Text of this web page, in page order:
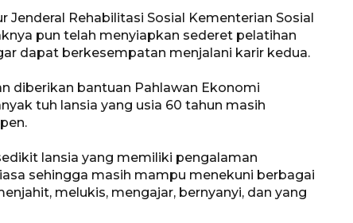
Rehabilitasi Sosial Kementerian Sosial
pun telah menyiapkan sederet pelatihan
dapat berkesempatan menjalani karir kedua.
diberikan bantuan Pahlawan Ekonomi
tuh lansia yang usia 60 tahun masih
lansia yang memiliki pengalaman
sehingga masih mampu menekuni berbagai
melukis, mengajar, bernyanyi, dan yang